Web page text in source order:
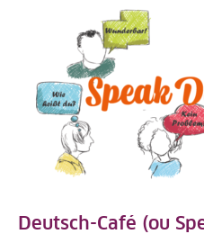
Deutsch-Café (ou